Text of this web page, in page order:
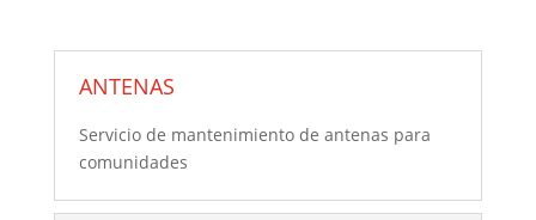
ANTENAS
Servicio de mantenimiento de antenas para
comunidades